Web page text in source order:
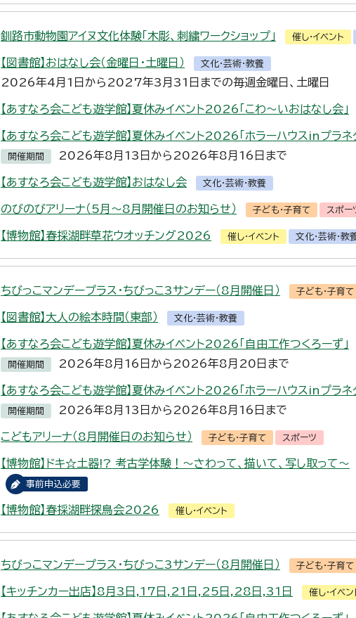
釧路市動物園アイヌ文化体験「木彫、刺繍ワークショップ」 催し・イベント
【図書館】おはなし会（金曜日・土曜日） 文化・芸術・教養
2026年4月1日から2027年3月31日までの毎週金曜日、土曜日
【あすなろ会こども遊学館】夏休みイベント2026「こわ～いおはなし会」
【あすなろ会こども遊学館】夏休みイベント2026「ホラーハウスinプラネ
開催期間 2026年8月13日から2026年8月16日まで
【あすなろ会こども遊学館】おはなし会 文化・芸術・教養
のびのびアリーナ（5月～8月開催日のお知らせ） 子ども・子育て スポー
【博物館】春採湖畔草花ウオッチング2026 催し・イベント 文化・芸術・教
ちびっこマンデープラス・ちびっこ3サンデー（8月開催日） 子ども・子育て
【図書館】大人の絵本時間（東部） 文化・芸術・教養
【あすなろ会こども遊学館】夏休みイベント2026「自由工作つくろーず」
開催期間 2026年8月16日から2026年8月20日まで
【あすなろ会こども遊学館】夏休みイベント2026「ホラーハウスinプラネ
開催期間 2026年8月13日から2026年8月16日まで
こどもアリーナ（8月開催日のお知らせ） 子ども・子育て スポーツ
【博物館】ドキ☆土器!? 考古学体験！～さわって、描いて、写し取って～
事前申込必要
【博物館】春採湖畔探鳥会2026 催し・イベント
ちびっこマンデープラス・ちびっこ3サンデー（8月開催日） 子ども・子育て
【キッチンカー出店】8月3日,17日,21日,25日,28日,31日 催し・イベン